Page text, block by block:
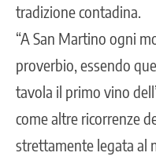
tradizione contadina.
“A San Martino ogni
proverbio, essendo
tavola il primo vino
come altre ricorrenze
strettamente legata al